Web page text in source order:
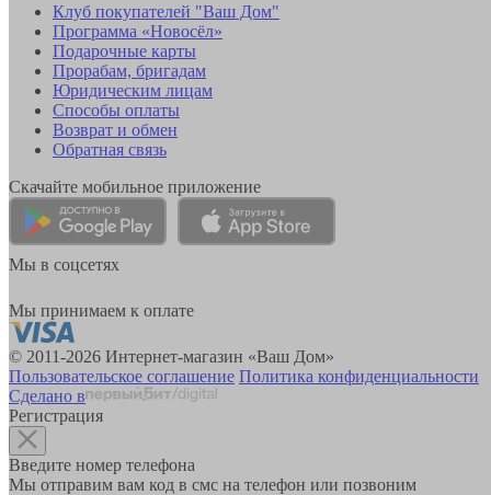
Клуб покупателей "Ваш Дом"
Программа «Новосёл»
Подарочные карты
Прорабам, бригадам
Юридическим лицам
Способы оплаты
Возврат и обмен
Обратная связь
Скачайте мобильное приложение
Мы в соцсетях
Мы принимаем к оплате
© 2011-2026 Интернет-магазин «Ваш Дом»
Пользовательское соглашение Политика конфиденциальности
Сделано в
Регистрация
Введите номер телефона
Мы отправим вам код в смс на телефон или позвоним